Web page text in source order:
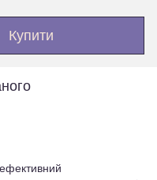
Купити